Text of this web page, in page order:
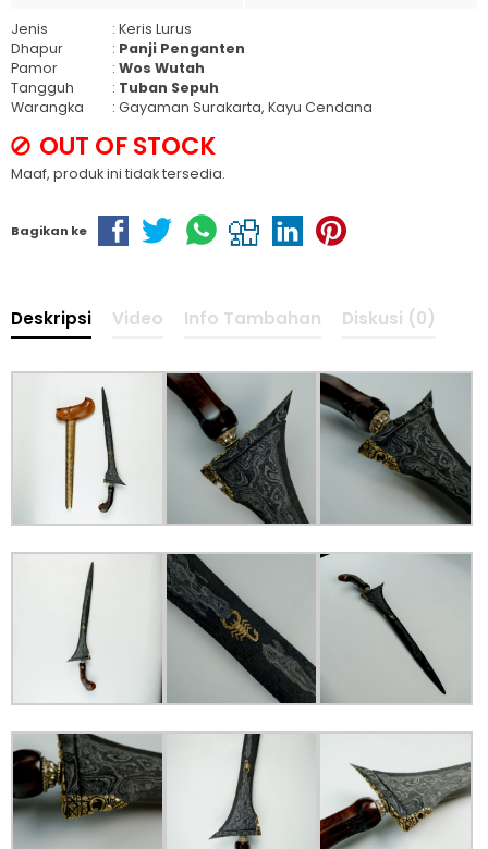
Jenis
: Keris Lurus
Dhapur
: Panji Penganten
Pamor
: Wos Wutah
Tangguh
: Tuban Sepuh
Warangka
: Gayaman Surakarta, Kayu Cendana
OUT OF STOCK
Maaf, produk ini tidak tersedia.
Bagikan ke
Deskripsi Video Info Tambahan Diskusi (0)